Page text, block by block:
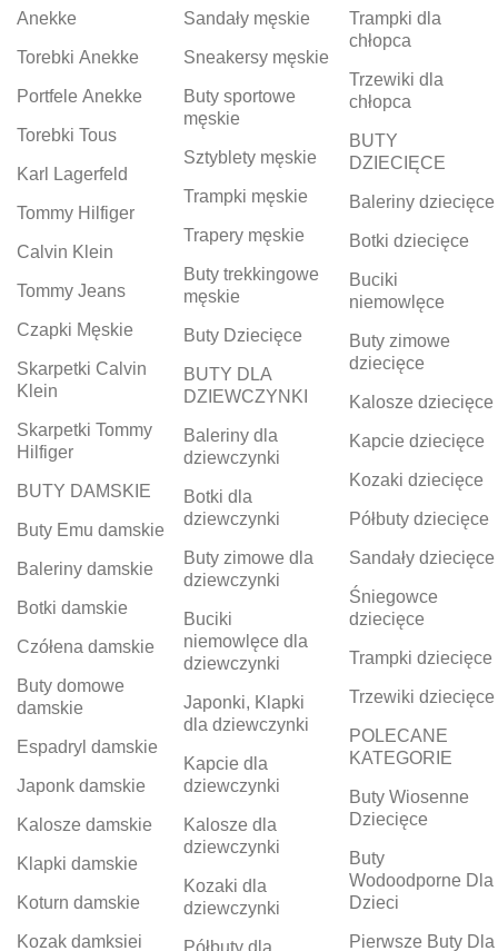
Anekke
Torebki Anekke
Portfele Anekke
Torebki Tous
Karl Lagerfeld
Tommy Hilfiger
Calvin Klein
Tommy Jeans
Czapki Męskie
Skarpetki Calvin
Klein
Skarpetki Tommy
Hilfiger
BUTY DAMSKIE
Buty Emu damskie
Baleriny damskie
Botki damskie
Czółena damskie
Buty domowe
damskie
Espadryl damskie
Japonk damskie
Kalosze damskie
Klapki damskie
Koturn damskie
Kozak damksiei
Sandały męskie
Sneakersy męskie
Buty sportowe
męskie
Sztyblety męskie
Trampki męskie
Trapery męskie
Buty trekkingowe
męskie
Buty Dziecięce
BUTY DLA
DZIEWCZYNKI
Baleriny dla
dziewczynki
Botki dla
dziewczynki
Buty zimowe dla
dziewczynki
Buciki
niemowlęce dla
dziewczynki
Japonki, Klapki
dla dziewczynki
Kapcie dla
dziewczynki
Kalosze dla
dziewczynki
Kozaki dla
dziewczynki
Półbuty dla
Trampki dla
chłopca
Trzewiki dla
chłopca
BUTY
DZIECIĘCE
Baleriny dziecięce
Botki dziecięce
Buciki
niemowlęce
Buty zimowe
dziecięce
Kalosze dziecięce
Kapcie dziecięce
Kozaki dziecięce
Półbuty dziecięce
Sandały dziecięce
Śniegowce
dziecięce
Trampki dziecięce
Trzewiki dziecięce
POLECANE
KATEGORIE
Buty Wiosenne
Dziecięce
Buty
Wodoodporne Dla
Dzieci
Pierwsze Buty Dla